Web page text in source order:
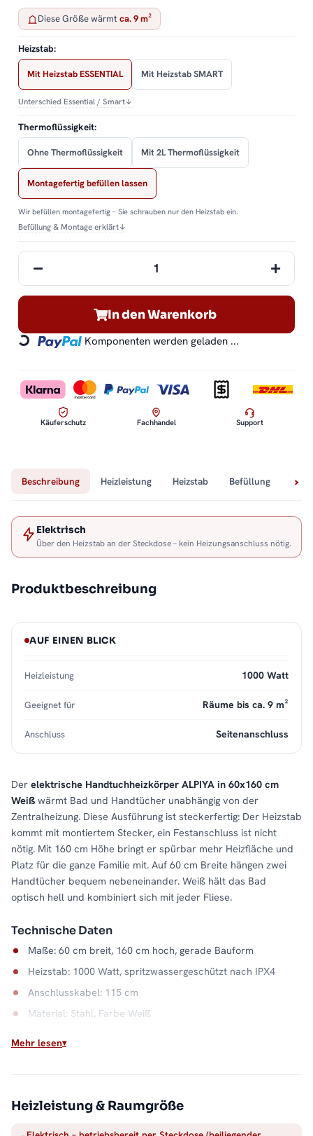
Diese Größe wärmt ca. 9 m²
Heizstab:
Mit Heizstab ESSENTIAL Mit Heizstab SMART
Unterschied Essential / Smart↓
Thermoflüssigkeit:
Ohne Thermoflüssigkeit Mit 2L Thermoflüssigkeit
Montagefertig befüllen lassen
Wir befüllen montagefertig – Sie schrauben nur den Heizstab ein.
Befüllung & Montage erklärt↓
In den Warenkorb
Loading... Komponenten werden geladen ...
Käuferschutz Fachhandel Support
Beschreibung Heizleistung Heizstab Befüllung
Elektrisch
Über den Heizstab an der Steckdose – kein Heizungsanschluss nötig.
Produktbeschreibung
Der elektrische Handtuchheizkörper ALPIYA in 60x160 cm
Weiß wärmt Bad und Handtücher unabhängig von der
Zentralheizung. Diese Ausführung ist steckerfertig: Der Heizstab
kommt mit montiertem Stecker, ein Festanschluss ist nicht
nötig. Mit 160 cm Höhe bringt er spürbar mehr Heizfläche und
Platz für die ganze Familie mit. Auf 60 cm Breite hängen zwei
Handtücher bequem nebeneinander. Weiß hält das Bad
optisch hell und kombiniert sich mit jeder Fliese.
Technische Daten
Maße: 60 cm breit, 160 cm hoch, gerade Bauform
Heizstab: 1000 Watt, spritzwassergeschützt nach IPX4
Anschlusskabel: 115 cm
Material: Stahl, Farbe Weiß
Ob Sommer oder Übergangszeit: Dieser elektrische
AUF EINEN BLICK
Heizleistung 1000 Watt
Geeignet für Räume bis ca. 9 m²
Anschluss Seitenanschluss
Mehr lesen
Heizleistung & Raumgröße